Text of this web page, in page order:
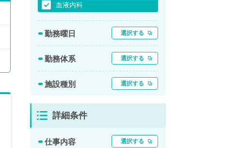
血液内科
勤務曜日 選択する
勤務体系 選択する
施設種別 選択する
詳細条件
仕事内容 選択する